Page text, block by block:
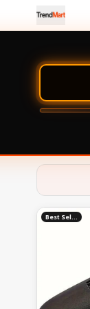
Best Seller